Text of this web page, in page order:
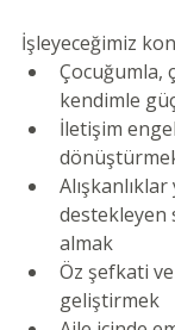
İşleyeceğimiz
Çocuğumla,
kendimle
İletişim
destekleyen
almak
Öz şefkati
geliştirmek